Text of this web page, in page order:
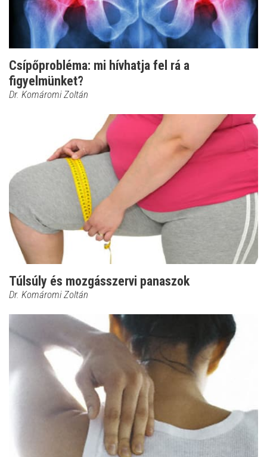
Csípőprobléma: mi hívhatja fel rá a
figyelmünket?
Dr. Komáromi Zoltán
Túlsúly és mozgásszervi panaszok
Dr. Komáromi Zoltán